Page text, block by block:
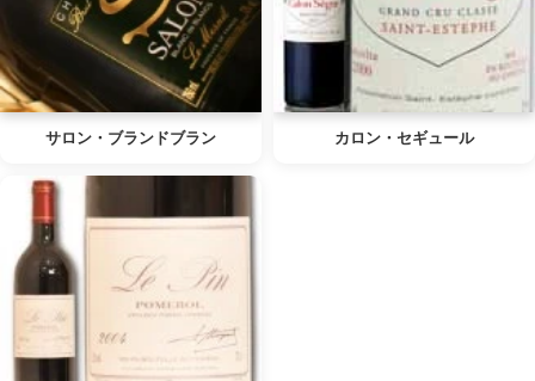
サロン・ブランドブラン カロン・セギュール